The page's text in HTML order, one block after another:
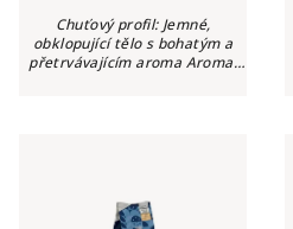
Chuťový profil: Jemné,
obklopující tělo s bohatým a
přetrvávajícím aroma Aroma: